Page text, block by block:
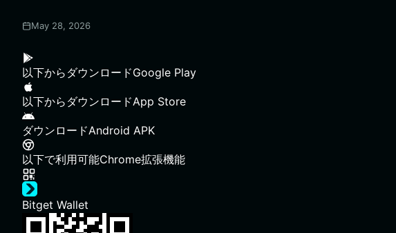
May 28, 2026
以下からダウンロードGoogle Play
以下からダウンロードApp Store
ダウンロードAndroid APK
以下で利用可能Chrome拡張機能
Bitget Wallet